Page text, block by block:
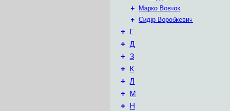
+
Марко Вовчок
+ Сидір Воробкевич
+ Г
+ Д
+ З
+ К
+ Л
+ М
+ Н